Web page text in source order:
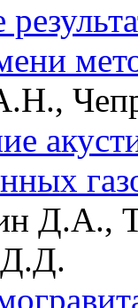
Д.А.,
Д.Д.